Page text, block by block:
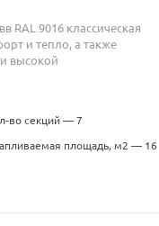
RAL 9016 классическая
и тепло, а также
высокой
во секций — 7
площадь, м2 — 16